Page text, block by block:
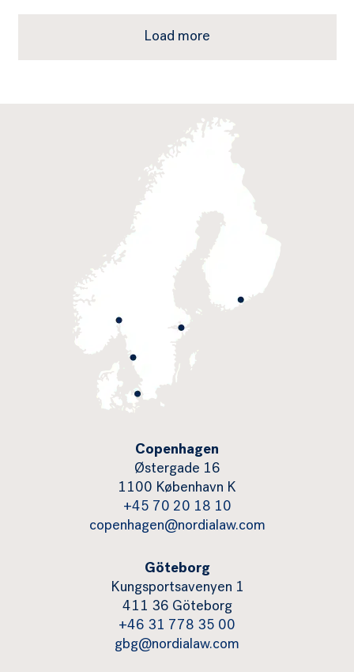
Load more
Copenhagen
Østergade 16
1100 København K
+45 70 20 18 10
copenhagen@nordialaw.com
Göteborg
Kungsportsavenyen 1
411 36 Göteborg
+46 31 778 35 00
gbg@nordialaw.com